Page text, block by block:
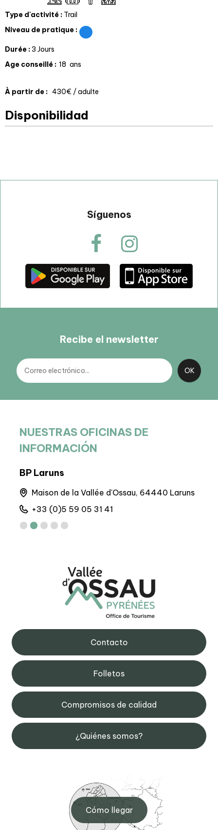
Type d'activité : Trail
Niveau de pratique :
Durée :3 Jours
Age conseillé : 18 ans
À partir de : 430€ / adulte
Disponibilidad
Síguenos
Recibe el newsletter
NUESTRAS OFICINAS DE
INFORMACIÓN
BP Laruns
Maison de la Vallée d'Ossau, 64440 Laruns
+33 (0)5 59 05 31 41
Contacto
Folletos
Compromisos de calidad
¿Quiénes somos?
Cómo llegar